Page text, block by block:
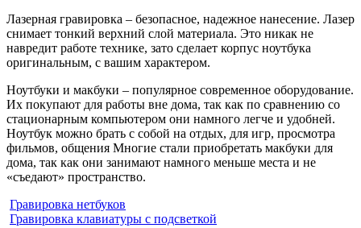
Лазерная гравировка – безопасное, надежное нанесение. Лазер
снимает тонкий верхний слой материала. Это никак не
навредит работе технике, зато сделает корпус ноутбука
оригинальным, с вашим характером.
Ноутбуки и макбуки – популярное современное оборудование.
Их покупают для работы вне дома, так как по сравнению со
стационарным компьютером они намного легче и удобней.
Ноутбук можно брать с собой на отдых, для игр, просмотра
фильмов, общения Многие стали приобретать макбуки для
дома, так как они занимают намного меньше места и не
«съедают» пространство.
Гравировка нетбуков
Гравировка клавиатуры с подсветкой